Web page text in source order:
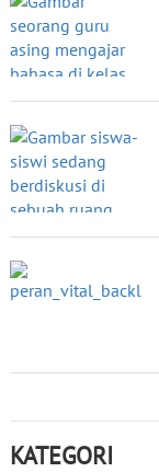
KATEGORI